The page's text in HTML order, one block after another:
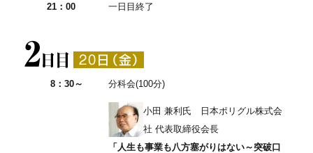
21：00 一日目終了
8：30～ 分科会(100分)
小田 兼利氏 日本ポリグル株式会
社 代表取締役会長
「人生も事業も八方塞がりはない～突破口